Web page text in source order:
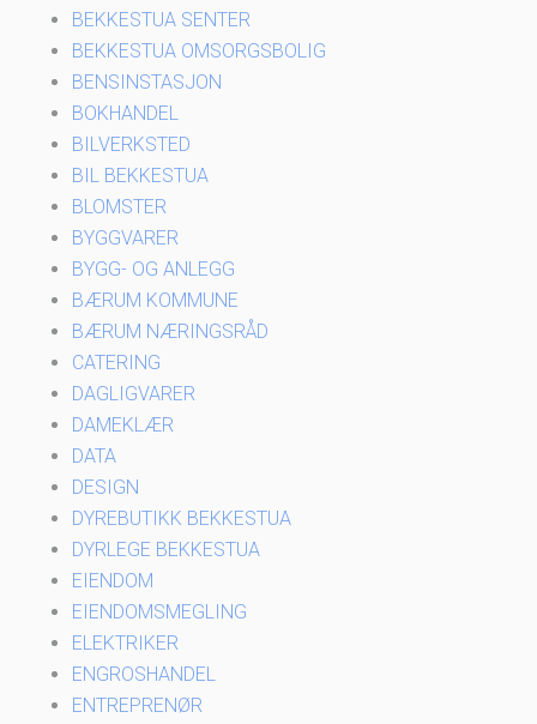
BEKKESTUA SENTER
BEKKESTUA OMSORGSBOLIG
BENSINSTASJON
BOKHANDEL
BILVERKSTED
BIL BEKKESTUA
BLOMSTER
BYGGVARER
BYGG- OG ANLEGG
BÆRUM KOMMUNE
BÆRUM NÆRINGSRÅD
CATERING
DAGLIGVARER
DAMEKLÆR
DATA
DESIGN
DYREBUTIKK BEKKESTUA
DYRLEGE BEKKESTUA
EIENDOM
EIENDOMSMEGLING
ELEKTRIKER
ENGROSHANDEL
ENTREPRENØR